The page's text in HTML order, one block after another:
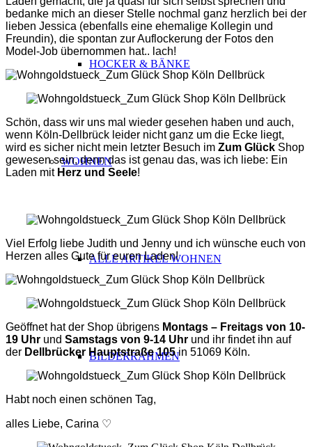
HOCKER & BÄNKE
WOHNEN
ALLE ARTIKEL WOHNEN
BILDERRAHMEN
bedanke mich an dieser Stelle nochmal ganz herzlich bei der
lieben Jessica (ebenfalls eine ehemalige Kollegin und
Freundin), die spontan zur Auflockerung der Fotos den
Model-Job übernommen hat.. lach!
Schön, dass wir uns mal wieder gesehen haben und auch,
wenn Köln-Dellbrück leider nicht ganz um die Ecke liegt,
wird es sicher nicht mein letzter Besuch im Zum Glück Shop
gewesen sein, denn das ist genau das, was ich liebe: Ein
Laden mit Herz und Seele!
Viel Erfolg liebe Judith und Jenny und ich wünsche euch von
Herzen alles Gute für euren Laden!
Geöffnet hat der Shop übrigens Montags – Freitags von 10-
19 Uhr und Samstags von 9-14 Uhr und ihr findet ihn auf
der Dellbrücker Hauptstraße 105in 51069 Köln.
Habt noch einen schönen Tag,
alles Liebe, Carina ♡